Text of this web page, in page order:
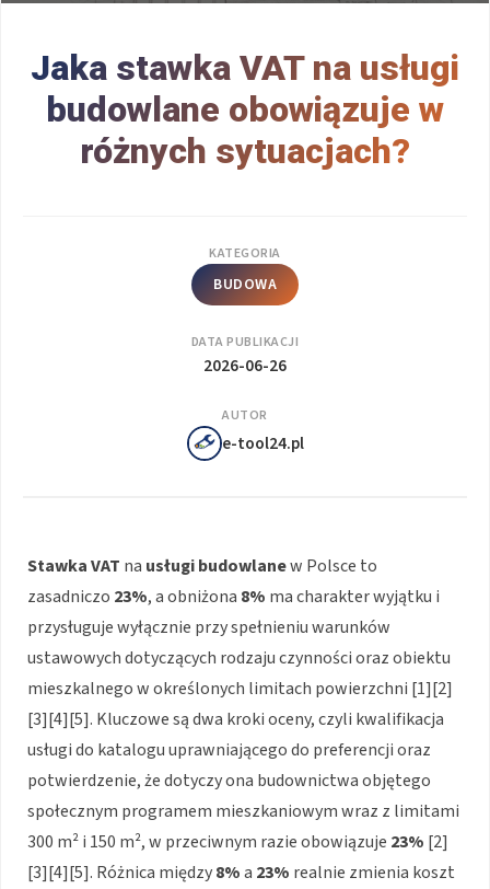
Jaka stawka VAT na usługi
budowlane obowiązuje w
różnych sytuacjach?
KATEGORIA
BUDOWA
DATA PUBLIKACJI
2026-06-26
AUTOR
e-tool24.pl
Stawka VAT na usługi budowlanew Polsce to
zasadniczo 23%, a obniżona 8% ma charakter wyjątku i
przysługuje wyłącznie przy spełnieniu warunków
ustawowych dotyczących rodzaju czynności oraz obiektu
mieszkalnego w określonych limitach powierzchni [1][2]
[3][4][5]. Kluczowe są dwa kroki oceny, czyli kwalifikacja
usługi do katalogu uprawniającego do preferencji oraz
potwierdzenie, że dotyczy ona budownictwa objętego
społecznym programem mieszkaniowym wraz z limitami
300 m² i 150 m², w przeciwnym razie obowiązuje 23% [2]
[3][4][5]. Różnica między8%a 23% realnie zmienia koszt